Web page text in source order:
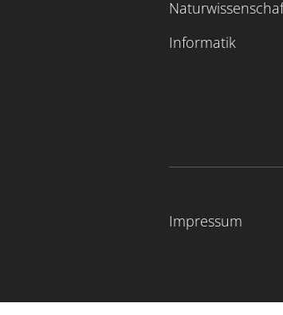
Informatik
Impressum